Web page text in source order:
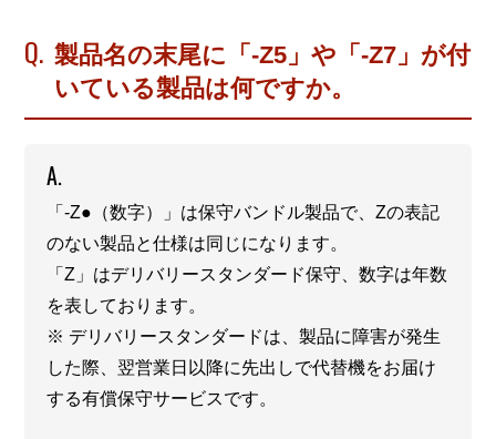
Q. 製品名の末尾に「-Z5」や「-Z7」が付
いている製品は何ですか。
A.
「-Z●（数字）」は保守バンドル製品で、Zの表記
のない製品と仕様は同じになります。
「Z」はデリバリースタンダード保守、数字は年数
を表しております。
※ デリバリースタンダードは、製品に障害が発生
した際、翌営業日以降に先出しで代替機をお届け
する有償保守サービスです。